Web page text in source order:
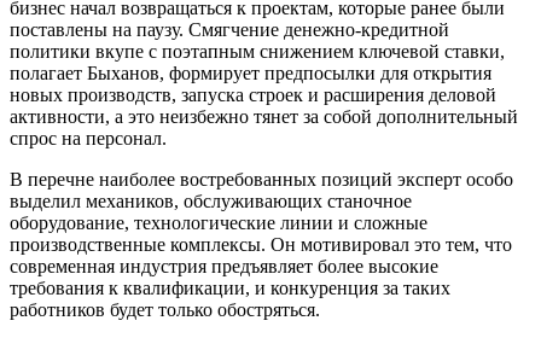
бизнес начал возвращаться к проектам, которые ранее были
поставлены на паузу. Смягчение денежно-кредитной
политики вкупе с поэтапным снижением ключевой ставки,
полагает Быханов, формирует предпосылки для открытия
новых производств, запуска строек и расширения деловой
активности, а это неизбежно тянет за собой дополнительный
спрос на персонал.
В перечне наиболее востребованных позиций эксперт особо
выделил механиков, обслуживающих станочное
оборудование, технологические линии и сложные
производственные комплексы. Он мотивировал это тем, что
современная индустрия предъявляет более высокие
требования к квалификации, и конкуренция за таких
работников будет только обостряться.